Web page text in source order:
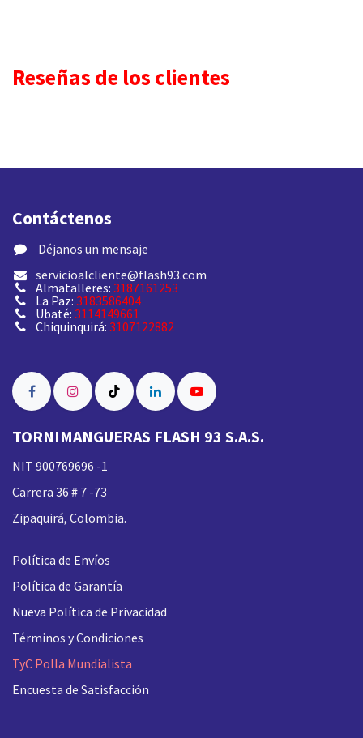
Reseñas de los clientes
Contáctenos
​ Déjanos un mensaje
servicioalcliente@flash93.com
Almatalleres: 3187161253
La Paz: 3183586404
Ubaté: 3114149661
Chiquinquirá: 3107122882
TORNIMANGUERAS FLASH 93 S.A.S.
NIT 900769696 -1
Carrera 36 # 7 -73
Zipaquirá, Colombia.
Política de Envíos
Política de Garantía
Nueva Política de Privacidad
Términos y Condiciones
TyC Polla Mundialista
Encuesta de Satisfacción